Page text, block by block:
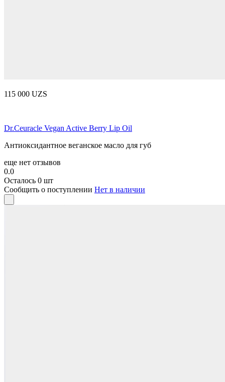
115 000 UZS
Dr.Ceuracle Vegan Active Berry Lip Oil
Антиоксидантное веганское масло для губ
еще нет отзывов
0.0
Осталось 0 шт
Сообщить о поступлении Нет в наличии